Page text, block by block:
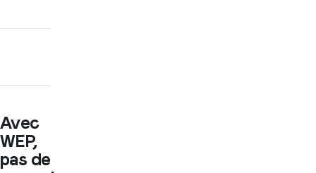
Avec
WEP,
pas de